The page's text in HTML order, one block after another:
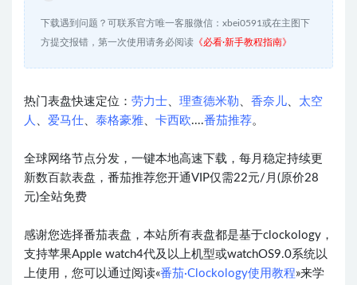
下载遇到问题？可联系官方唯一客服微信：xbei0591或在主图下
方提交报错，第一次使用请务必阅读 《必看·新手教程指南》
热门表盘快速定位： 劳力士、 理查德米勒 、 香奈儿、 太空
人 、 爱马仕、 泰格豪雅、 卡西欧....番茄推荐。
全球网络节点分发，一键本地高速下载，每月稳定持续更
新数百款表盘，番茄推荐您开通VIP仅需22元/月(原价28
元)全站免费
感谢您选择番茄表盘，本站所有表盘都是基于clockology，
支持苹果Apple watch4代及以上机型或watchOS9.0系统以
上使用，您可以通过阅读«番茄·Clockology使用教程»来学